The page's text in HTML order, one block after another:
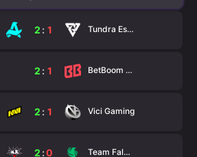
2 : 1 Tundra Esports
2 : 1 BetBoom Team
2 : 1 Vici Gaming
2 :0 Team Falcons